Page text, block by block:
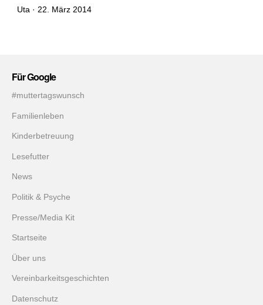
Uta · Veröffentlicht
22. März 2014
Für Google
#muttertagswunsch
Familienleben
Kinderbetreuung
Lesefutter
News
Politik & Psyche
Presse/Media Kit
Startseite
Über uns
Vereinbarkeitsgeschichten
Datenschutz